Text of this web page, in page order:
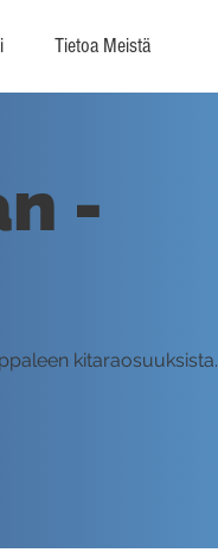
Tietoa Meistä
-
kitaraosuuksista.